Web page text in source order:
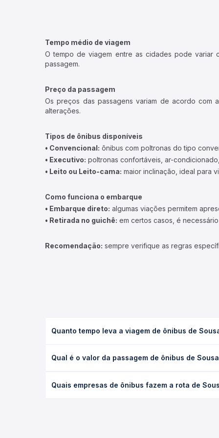
Tempo médio de viagem
O tempo de viagem entre as cidades pode variar
passagem.
Preço da passagem
Os preços das passagens variam de acordo com
alterações.
Tipos de ônibus disponíveis
• Convencional: ônibus com poltronas do tipo
• Executivo: poltronas confortáveis, ar-
• Leito ou Leito-cama: maior inclinação, ideal para
Como funciona o embarque
• Embarque direto: algumas viações permitem
• Retirada no guichê: em certos casos, é
Recomendação: sempre verifique as regras
Quanto tempo leva a viagem de ônibus de
ou leito) e as condições de tráfego. Na Quero
Qual é o valor da passagem de ônibus de
e a antecedência da compra. Na Quero
Quais empresas de ônibus fazem a rota de